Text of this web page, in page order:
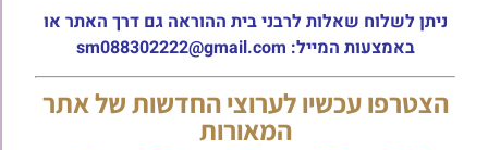
ניתן לשלוח שאלות לרבני בית ההוראה גם דרך האתר או
באמצעות המייל: sm088302222@gmail.com
הצטרפו עכשיו לערוצי החדשות של אתר
המאורות